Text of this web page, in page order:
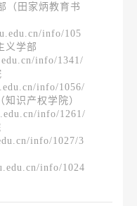
（田家炳教育书
info/105
义学部
info/1341/
info/1056/
识产权学院）
info/1261/
info/1027/3
info/1024